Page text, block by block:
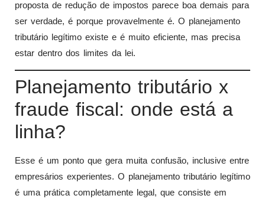
proposta de redução de impostos parece boa demais para
ser verdade, é porque provavelmente é. O planejamento
tributário legítimo existe e é muito eficiente, mas precisa
estar dentro dos limites da lei.
Planejamento tributário x
fraude fiscal: onde está a
linha?
Esse é um ponto que gera muita confusão, inclusive entre
empresários experientes. O planejamento tributário legítimo
é uma prática completamente legal, que consiste em